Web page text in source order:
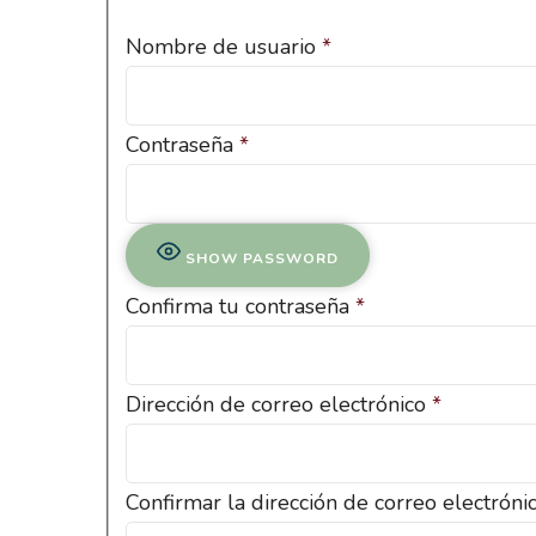
Nombre de usuario *
Contraseña *
SHOW PASSWORD
Confirma tu contraseña *
Dirección de correo electrónico *
Confirmar la dirección de correo